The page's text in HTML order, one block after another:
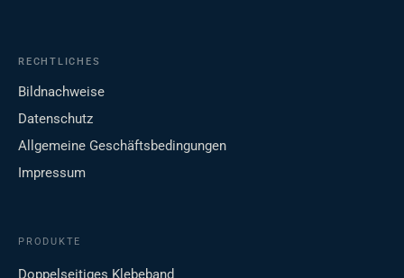
RECHTLICHES
Bildnachweise
Datenschutz
Allgemeine Geschäftsbedingungen
Impressum
PRODUKTE
Doppelseitiges Klebeband